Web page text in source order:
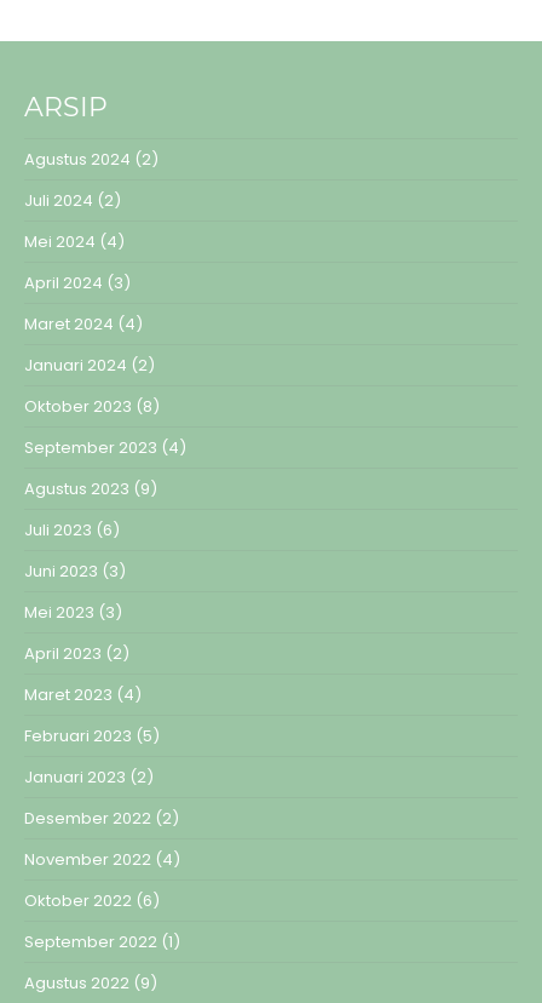
ARSIP
Agustus 2024 (2)
Juli 2024 (2)
Mei 2024 (4)
April 2024 (3)
Maret 2024 (4)
Januari 2024 (2)
Oktober 2023 (8)
September 2023 (4)
Agustus 2023 (9)
Juli 2023 (6)
Juni 2023 (3)
Mei 2023 (3)
April 2023 (2)
Maret 2023 (4)
Februari 2023 (5)
Januari 2023 (2)
Desember 2022 (2)
November 2022 (4)
Oktober 2022 (6)
September 2022 (1)
Agustus 2022 (9)